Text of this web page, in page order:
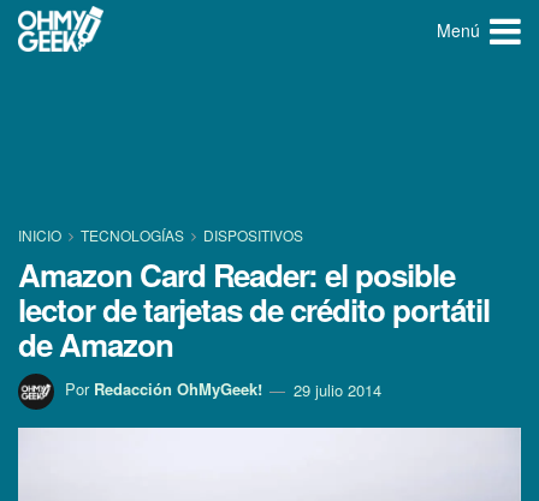
Menú
INICIO TECNOLOGÍ­AS DISPOSITIVOS
Amazon Card Reader: el posible
lector de tarjetas de crédito portátil
de Amazon
Por Redacción OhMyGeek! 29 julio 2014